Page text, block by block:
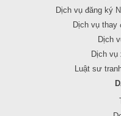
Dịch vụ đăng ký
Dịch vụ thay
Dịch
Dịch vụ
Luật sư